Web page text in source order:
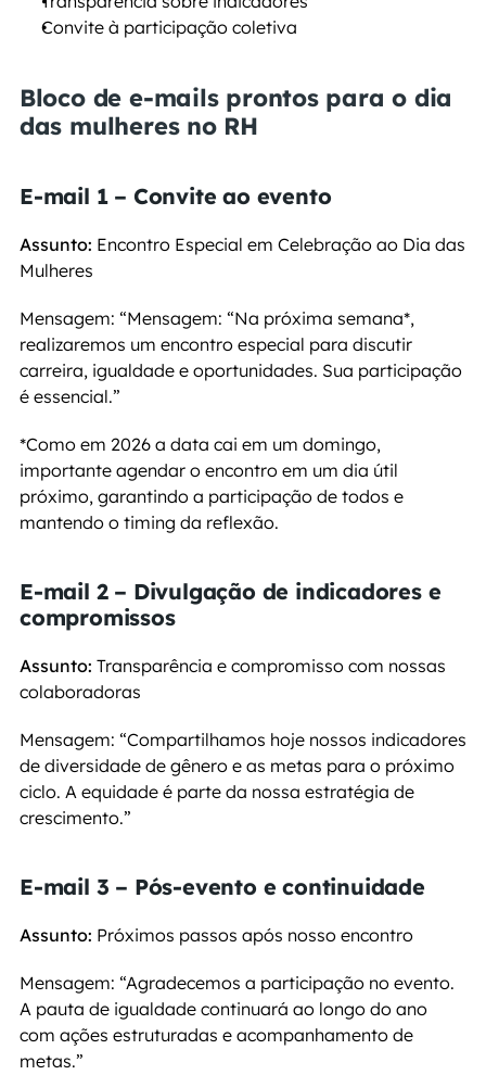
Convite à participação coletiva
Bloco de e-mails prontos para o dia
das mulheres no RH
E-mail 1 – Convite ao evento
Assunto: Encontro Especial em Celebração ao Dia das
Mulheres
Mensagem: “Mensagem: “Na próxima semana*,
realizaremos um encontro especial para discutir
carreira, igualdade e oportunidades. Sua participação
é essencial.”
*Como em 2026 a data cai em um domingo,
importante agendar o encontro em um dia útil
próximo, garantindo a participação de todos e
mantendo o timing da reflexão.
E-mail 2 – Divulgação de indicadores e
compromissos
Assunto: Transparência e compromisso com nossas
colaboradoras
Mensagem: “Compartilhamos hoje nossos indicadores
de diversidade de gênero e as metas para o próximo
ciclo. A equidade é parte da nossa estratégia de
crescimento.”
E-mail 3 – Pós-evento e continuidade
Assunto: Próximos passos após nosso encontro
Mensagem: “Agradecemos a participação no evento.
A pauta de igualdade continuará ao longo do ano
com ações estruturadas e acompanhamento de
metas.”